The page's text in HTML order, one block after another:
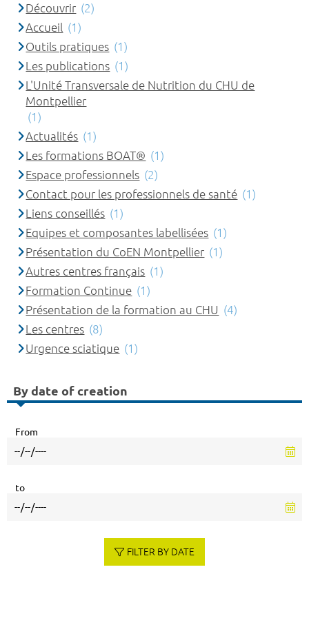
Découvrir (2)
Accueil (1)
Outils pratiques (1)
Les publications (1)
L'Unité Transversale de Nutrition du CHU de
Montpellier
(1)
Actualités (1)
Les formations BOAT® (1)
Espace professionnels (2)
Contact pour les professionnels de santé (1)
Liens conseillés (1)
Equipes et composantes labellisées (1)
Présentation du CoEN Montpellier (1)
Autres centres français (1)
Formation Continue (1)
Présentation de la formation au CHU (4)
Les centres (8)
Urgence sciatique (1)
By date of creation
From
to
FILTER BY DATE